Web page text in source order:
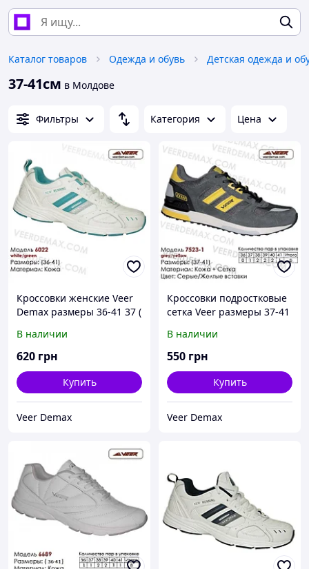
Каталог товаров Одежда и обувь Детская одежда и
37-41см в Молдове
Фильтры Категория Цена
Кроссовки женские Veer
Demax размеры 36-41 37 (
В наличии
620 грн
Купить
Veer Demax
Кроссовки подростковые
сетка Veer размеры 37-41
В наличии
550 грн
Купить
Veer Demax